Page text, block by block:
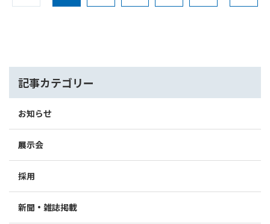
記事カテゴリー
お知らせ
展示会
採用
新聞・雑誌掲載